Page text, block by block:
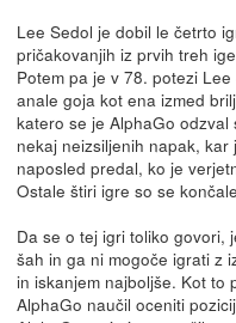
Lee Sedol je dobil le četrto
pričakovanjih iz prvih treh
Potem pa je v 78. potezi
anale goja kot ena izmed
katero se je AlphaGo
nekaj neizsiljenih napak,
naposled predal, ko je
Ostale štiri igre so se
Da se o tej igri toliko govori,
šah in ga ni mogoče igrati z
in iskanjem najboljše. Kot to
AlphaGo naučil oceniti